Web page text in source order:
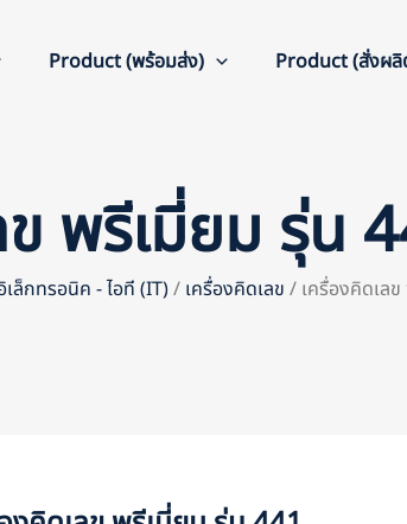
Product (พร้อมส่ง) Product (สั่งผลิ
พรีเมี่ยม รุ่น
เล็กทรอนิค - ไอที (IT)/ เครื่องคิดเลข / เครื่องคิดเล